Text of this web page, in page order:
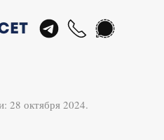
28 октября 2024.